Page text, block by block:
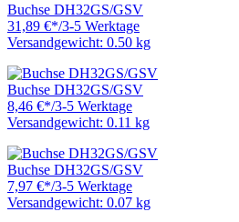
Buchse DH32GS/GSV
31,89 €*/3-5 Werktage
Versandgewicht: 0.50 kg
Buchse DH32GS/GSV
8,46 €*/3-5 Werktage
Versandgewicht: 0.11 kg
Buchse DH32GS/GSV
7,97 €*/3-5 Werktage
Versandgewicht: 0.07 kg